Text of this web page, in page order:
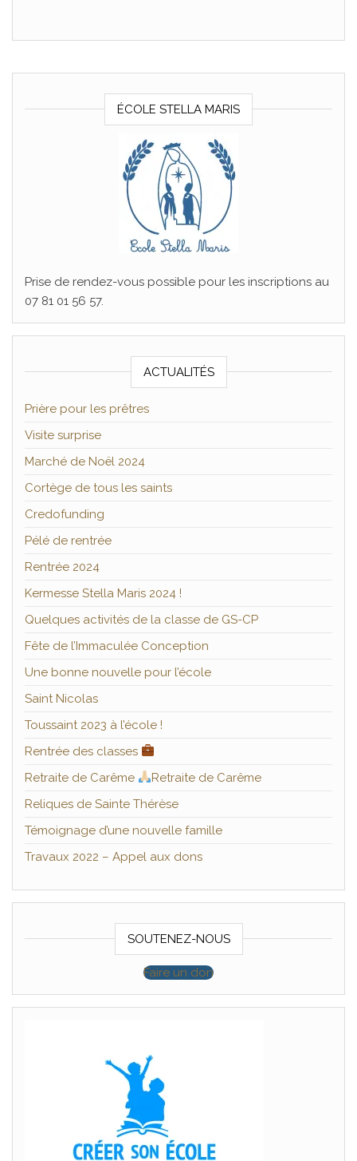
ÉCOLE STELLA MARIS
Prise de rendez-vous possible pour les inscriptions au
07 81 01 56 57.
ACTUALITÉS
Prière pour les prêtres
Visite surprise
Marché de Noël 2024
Cortège de tous les saints
Credofunding
Pélé de rentrée
Rentrée 2024
Kermesse Stella Maris 2024 !
Quelques activités de la classe de GS-CP
Fête de l’Immaculée Conception
Une bonne nouvelle pour l’école
Saint Nicolas
Toussaint 2023 à l’école !
Rentrée des classes
Retraite de Carême
Retraite de Carême
Reliques de Sainte Thérèse
Témoignage d’une nouvelle famille
Travaux 2022 – Appel aux dons
SOUTENEZ-NOUS
Faire un don